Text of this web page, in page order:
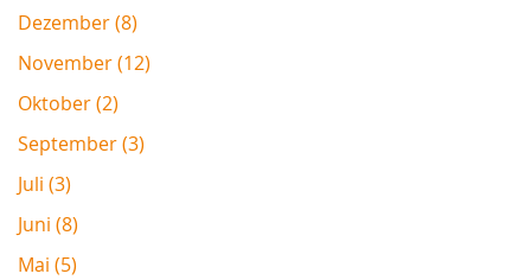
Dezember (8)
November (12)
Oktober (2)
September (3)
Juli (3)
Juni (8)
Mai (5)